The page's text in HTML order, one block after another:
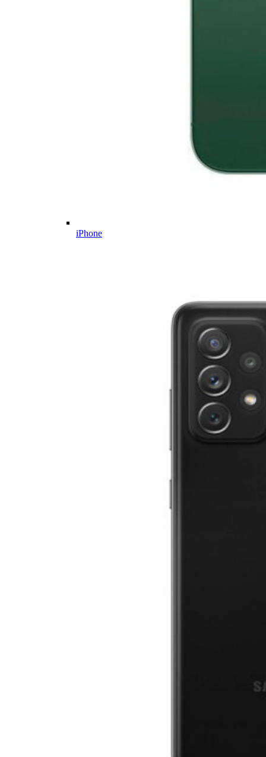
iPhone